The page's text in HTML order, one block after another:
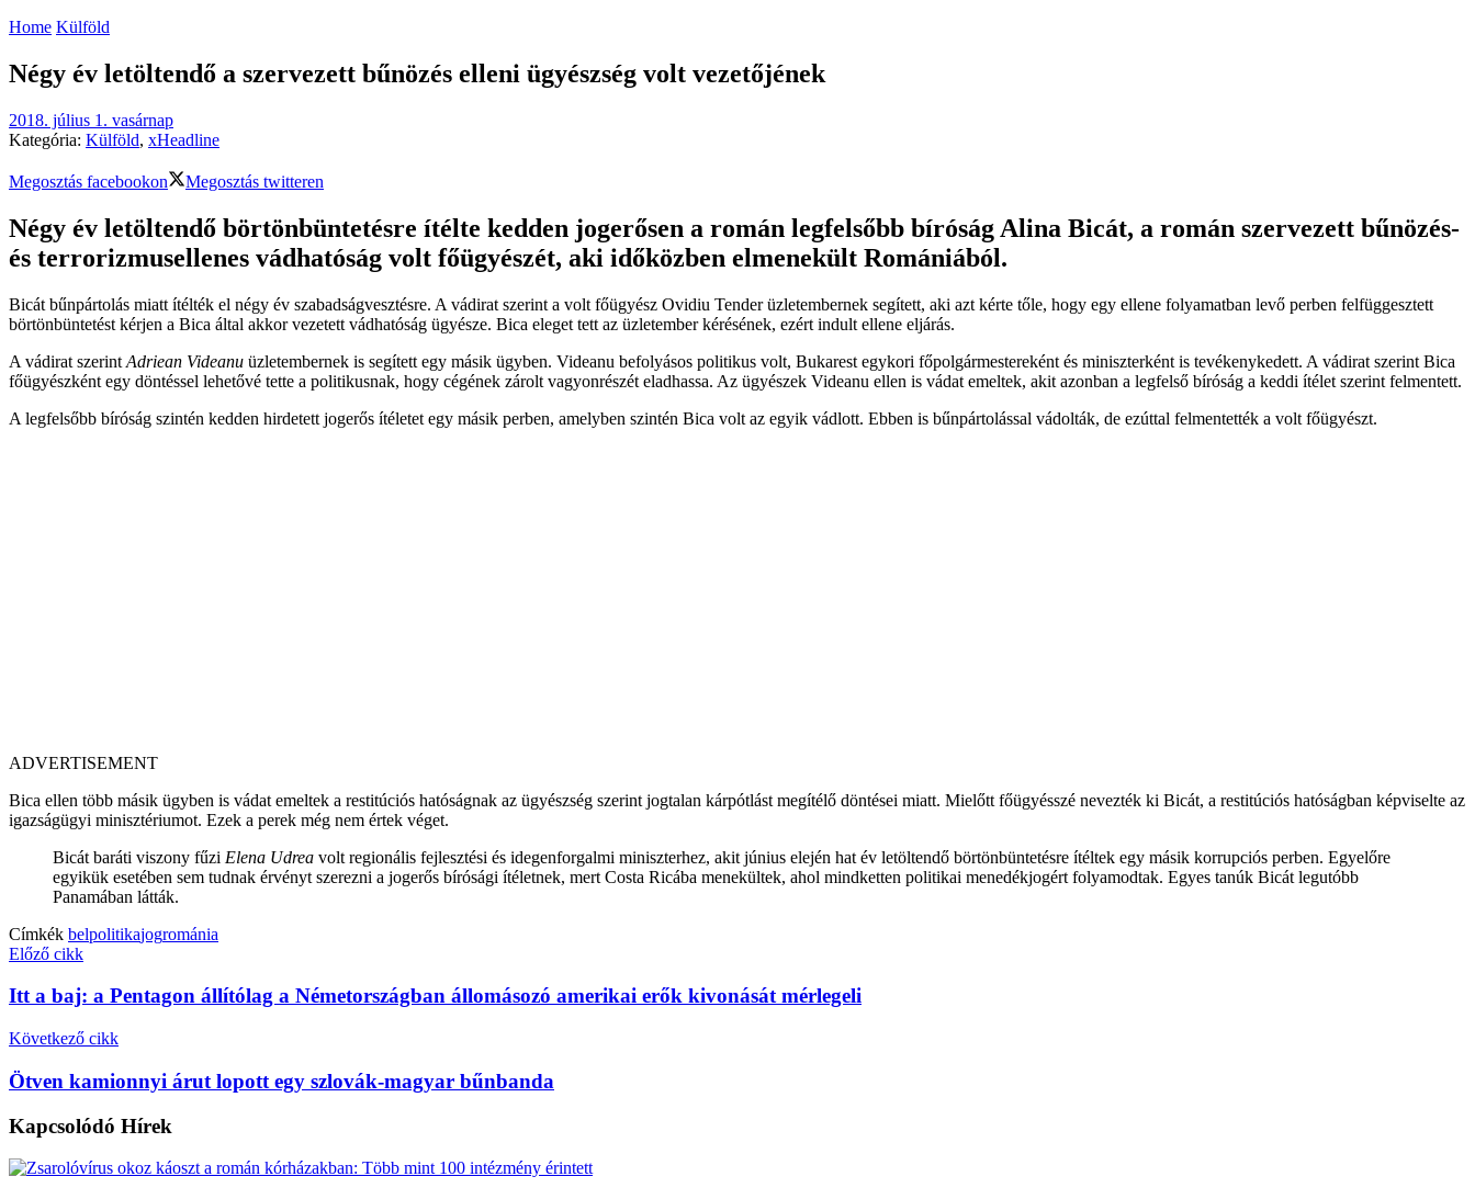
Home Külföld
Négy év letöltendő a szervezett bűnözés elleni ügyészség volt vezetőjének
2018. július 1. vasárnap
Kategória: Külföld, xHeadline
Megosztás facebookon Megosztás twitteren
Négy év letöltendő börtönbüntetésre ítélte kedden jogerősen a román legfelsőbb bíróság Alina Bicát, a román szervezett bűnözés-
és terrorizmusellenes vádhatóság volt főügyészét, aki időközben elmenekült Romániából.
Bicát bűnpártolás miatt ítélték el négy év szabadságvesztésre. A vádirat szerint a volt főügyész Ovidiu Tender üzletembernek segített, aki azt kérte tőle, hogy egy ellene folyamatban levő perben felfüggesztett
börtönbüntetést kérjen a Bica által akkor vezetett vádhatóság ügyésze. Bica eleget tett az üzletember kérésének, ezért indult ellene eljárás.
A vádirat szerint Adriean Videanu üzletembernek is segített egy másik ügyben. Videanu befolyásos politikus volt, Bukarest egykori főpolgármestereként és miniszterként is tevékenykedett. A vádirat szerint Bica
főügyészként egy döntéssel lehetővé tette a politikusnak, hogy cégének zárolt vagyonrészét eladhassa. Az ügyészek Videanu ellen is vádat emeltek, akit azonban a legfelső bíróság a keddi ítélet szerint felmentett.
A legfelsőbb bíróság szintén kedden hirdetett jogerős ítéletet egy másik perben, amelyben szintén Bica volt az egyik vádlott. Ebben is bűnpártolással vádolták, de ezúttal felmentették a volt főügyészt.
ADVERTISEMENT
Bica ellen több másik ügyben is vádat emeltek a restitúciós hatóságnak az ügyészség szerint jogtalan kárpótlást megítélő döntései miatt. Mielőtt főügyésszé nevezték ki Bicát, a restitúciós hatóságban képviselte az
igazságügyi minisztériumot. Ezek a perek még nem értek véget.
Bicát baráti viszony fűzi Elena Udrea volt regionális fejlesztési és idegenforgalmi miniszterhez, akit június elején hat év letöltendő börtönbüntetésre ítéltek egy másik korrupciós perben. Egyelőre
egyikük esetében sem tudnak érvényt szerezni a jogerős bírósági ítéletnek, mert Costa Ricába menekültek, ahol mindketten politikai menedékjogért folyamodtak. Egyes tanúk Bicát legutóbb
Panamában látták.
Címkék belpolitikajogrománia
Előző cikk
Itt a baj: a Pentagon állítólag a Németországban állomásozó amerikai erők kivonását mérlegeli
Következő cikk
Ötven kamionnyi árut lopott egy szlovák-magyar bűnbanda
Kapcsolódó Hírek